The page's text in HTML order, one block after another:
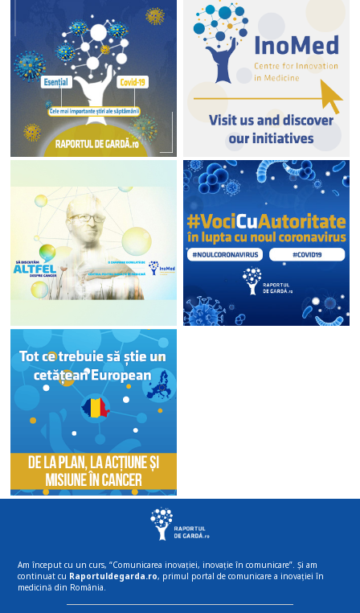
Am început cu un curs, “Comunicarea inovației, inovație în comunicare”. Și am
continuat cu Raportuldegarda.ro, primul portal de comunicare a inovației în
medicină din România.